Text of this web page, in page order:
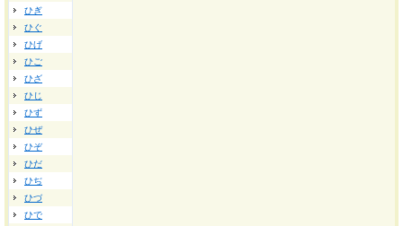
ひぎ
ひぐ
ひげ
ひご
ひざ
ひじ
ひず
ひぜ
ひぞ
ひだ
ひぢ
ひづ
ひで